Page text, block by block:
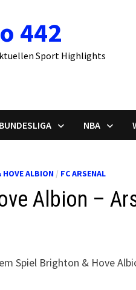
442
Sport Highlights
BUNDESLIGA NBA
ALBION / FC ARSENAL
Albion –
Spiel Brighton & Hove